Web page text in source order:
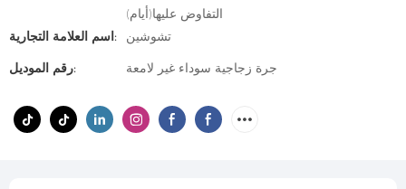
التفاوض عليها(أيام)
اسم العلامة التجارية:
تشوشين
رقم الموديل:
جرة زجاجية سوداء غير لامعة